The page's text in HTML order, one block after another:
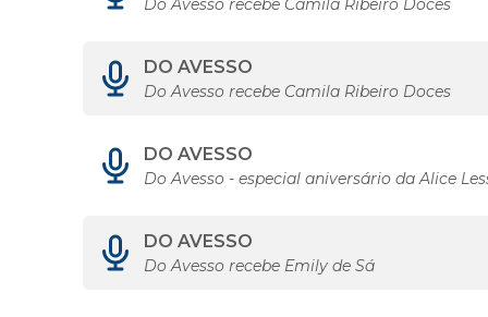
Do Avesso recebe Camila Ribeiro Doces
DO AVESSO
Do Avesso recebe Camila Ribeiro Doces
DO AVESSO
Do Avesso - especial aniversário da Alice
DO AVESSO
Do Avesso recebe Emily de Sá